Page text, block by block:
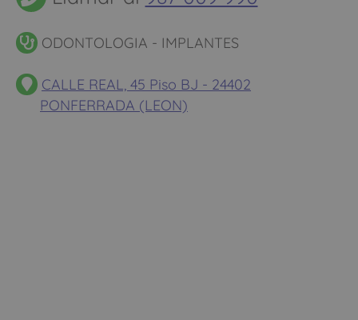
ODONTOLOGIA - IMPLANTES
CALLE REAL, 45 Piso BJ - 24402
PONFERRADA (LEON)